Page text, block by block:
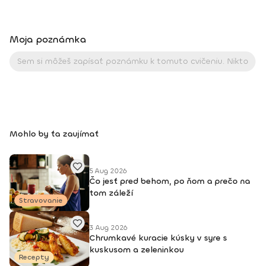
Moja poznámka
Mohlo by ťa zaujímať
Stravovanie
5 Aug 2026
Čo jesť pred behom, po ňom a prečo na
tom záleží
Recepty
3 Aug 2026
Chrumkavé kuracie kúsky v syre s
kuskusom a zeleninkou